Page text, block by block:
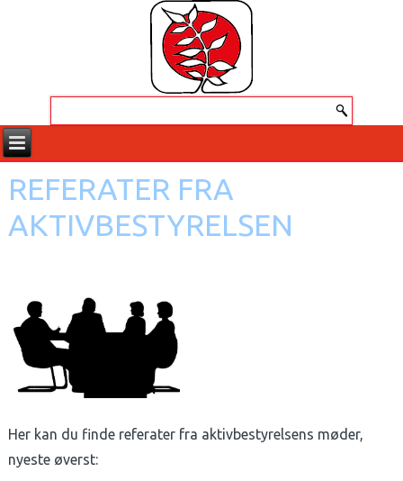
REFERATER FRA
AKTIVBESTYRELSEN
Her kan du finde referater fra aktivbestyrelsens møder,
nyeste øverst: